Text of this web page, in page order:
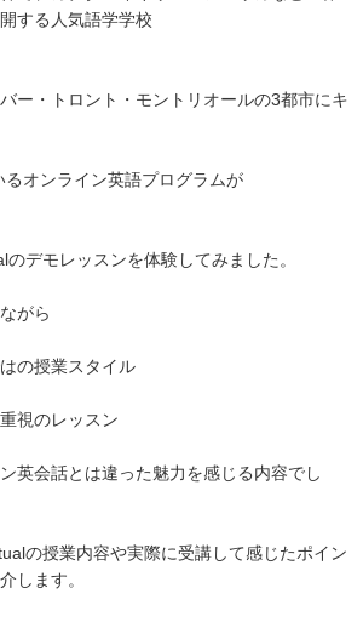
する人気語学学校
ー・トロント・モントリオールの3都市にキ
るオンライン英語プログラムが
デモレッスンを体験してみました。
がら
の授業スタイル
視のレッスン
英会話とは違った魅力を感じる内容でし
の授業内容や実際に受講して感じたポイン
します。